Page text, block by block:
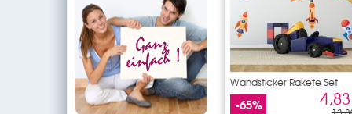
Wandsticker Rakete Set
-65%